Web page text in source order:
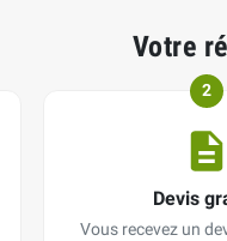
Votre
2
Devis
Vous recevez un